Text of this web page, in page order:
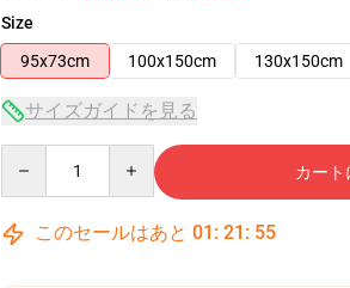
Size
95x73cm
100x150cm 130x150cm
サイズガイドを見る
カート
このセールはあと 01 : 21 : 54